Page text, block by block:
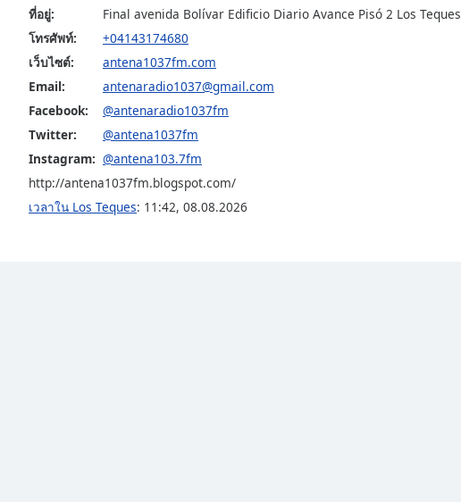
Escape
cancel
window.
Color
ที่อยู่:
Final avenida Bolívar Edificio Diario Avance Pisó 2 Los Teques
โทรศัพท์:
+04143174680
เว็บไซต์:
antena1037fm.com
Email:
antenaradio1037@gmail.com
Facebook:
@antenaradio1037fm
Twitter:
@antena1037fm
Instagram: @antena103.7fm
http://antena1037fm.blogspot.com/
เวลาใน Los Teques: 11:42, 08.08.2026